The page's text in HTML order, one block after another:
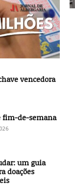
vencedora
fim-de-semana
um guia
doações